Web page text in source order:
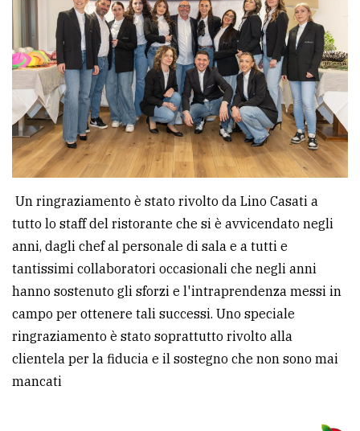
Un ringraziamento è stato rivolto da Lino Casati a
tutto lo staff del ristorante che si è avvicendato negli
anni, dagli chef al personale di sala e a tutti e
tantissimi collaboratori occasionali che negli anni
hanno sostenuto gli sforzi e l'intraprendenza messi in
campo per ottenere tali successi. Uno speciale
ringraziamento è stato soprattutto rivolto alla
clientela per la fiducia e il sostegno che non sono mai
mancati